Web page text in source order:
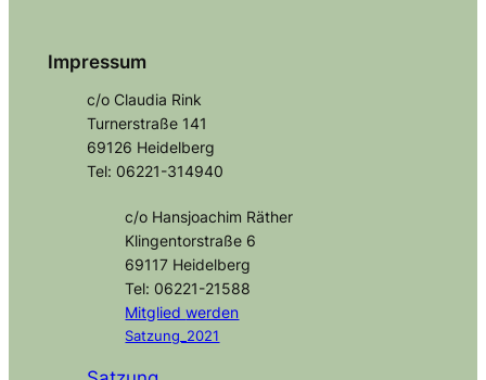
Impressum
c/o Claudia Rink
Turnerstraße 141
69126 Heidelberg
Tel: 06221-314940
c/o Hansjoachim Räther
Klingentorstraße 6
69117 Heidelberg
Tel: 06221-21588
Mitgliedwerden
Satzung_2021